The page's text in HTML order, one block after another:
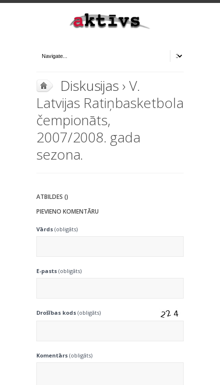
Diskusijas › V.
Latvijas Ratiņbasketbola
čempionāts,
2007/2008. gada
sezona.
ATBILDES ()
PIEVIENO KOMENTĀRU
Vārds (obligāts)
E-pasts (obligāts)
Drošības kods (obligāts)
Komentārs (obligāts)